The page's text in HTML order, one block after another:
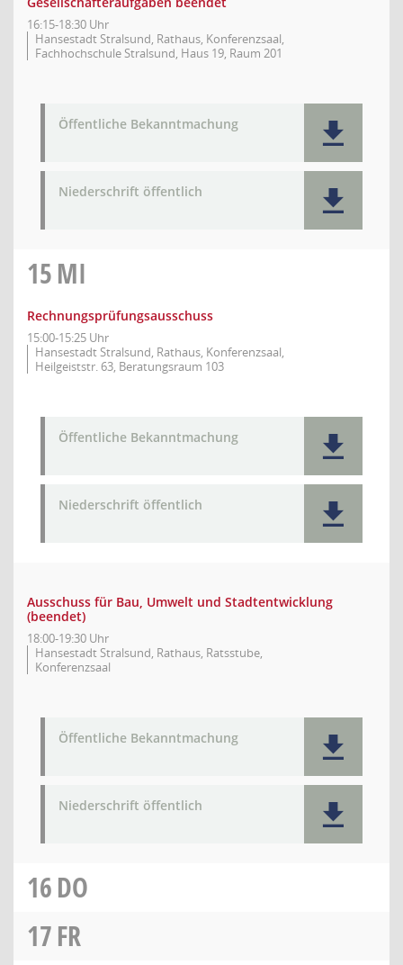
16:15-18:30 Uhr
Hansestadt Stralsund, Rathaus, Konferenzsaal,
Fachhochschule Stralsund, Haus 19, Raum 201
Öffentliche Bekanntmachung
Niederschrift öffentlich
15MI
Rechnungsprüfungsausschuss
15:00-15:25 Uhr
Hansestadt Stralsund, Rathaus, Konferenzsaal,
Heilgeiststr. 63, Beratungsraum 103
Öffentliche Bekanntmachung
Niederschrift öffentlich
Ausschuss für Bau, Umwelt und Stadtentwicklung
(beendet)
18:00-19:30 Uhr
Hansestadt Stralsund, Rathaus, Ratsstube,
Konferenzsaal
Öffentliche Bekanntmachung
Niederschrift öffentlich
16DO
17FR